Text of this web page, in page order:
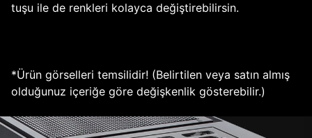
tuşu ile de renkleri kolayca değiştirebilirsin.
*Ürün görselleri temsilidir! (Belirtilen veya satın almış
olduğunuz içeriğe göre değişkenlik gösterebilir.)